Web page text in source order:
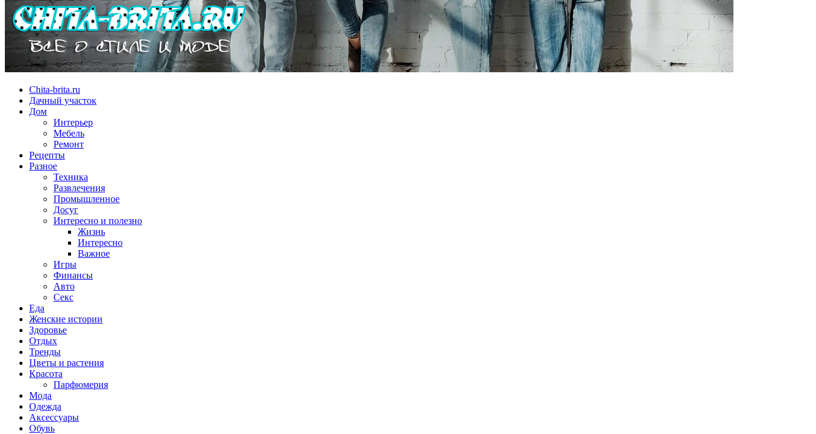
Chita-brita.ru
Дачный участок
Дом
Интерьер
Мебель
Ремонт
Рецепты
Разное
Техника
Развлечения
Промышленное
Досуг
Интересно и полезно
Жизнь
Интересно
Важное
Игры
Финансы
Авто
Секс
Еда
Женские истории
Здоровье
Отдых
Тренды
Цветы и растения
Красота
Парфюмерия
Мода
Одежда
Аксессуары
Обувь